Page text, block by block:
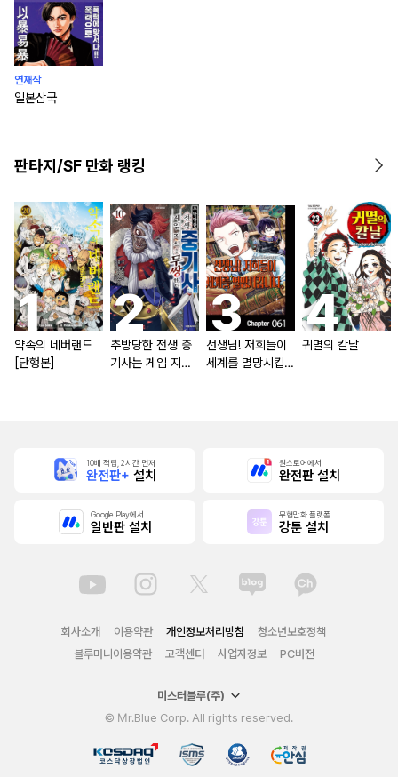
연재작
일본삼국
판타지/SF 만화 랭킹
약속의 네버랜드
[단행본]
추방당한 전생 중
기사는 게임 지식
선생님! 저희들이
세계를 멸망시킵니
귀멸의 칼날
10배 적립, 2시간 먼저
완전판+ 설치
원스토어에서
완전판 설치
Google Play에서
일반판 설치
무협만화 플랫폼
강툰 설치
회사소개 이용약관 개인정보처리방침
청소년보호정책
블루머니이용약관
고객센터 사업자정보 PC버전
미스터블루(주)
© Mr.Blue Corp. All rights reserved.